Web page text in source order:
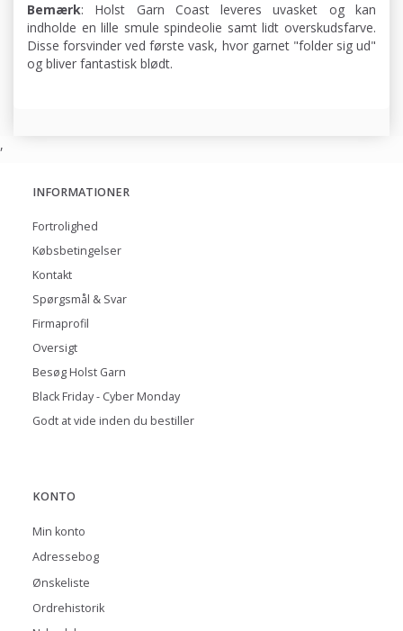
Bemærk: Holst Garn Coast leveres uvasket og kan
indholde en lille smule spindeolie samt lidt overskudsfarve.
Disse forsvinder ved første vask, hvor garnet "folder sig ud"
og bliver fantastisk blødt.
,
INFORMATIONER
Fortrolighed
Købsbetingelser
Kontakt
Spørgsmål & Svar
Firmaprofil
Oversigt
Besøg Holst Garn
Black Friday - Cyber Monday
Godt at vide inden du bestiller
KONTO
Min konto
Adressebog
Ønskeliste
Ordrehistorik